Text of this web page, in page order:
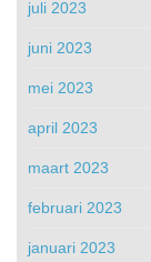
juli 2023
juni 2023
mei 2023
april 2023
maart 2023
februari 2023
januari 2023